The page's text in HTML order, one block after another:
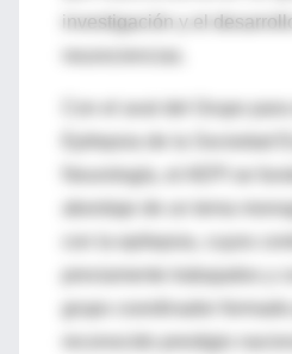
investigación y el
Con el aval del Grupo
Epilepsia de la Sociedad
Neurología, el AEPI se
abordaje de un tema
grupo coordinador
reconocido prestigio